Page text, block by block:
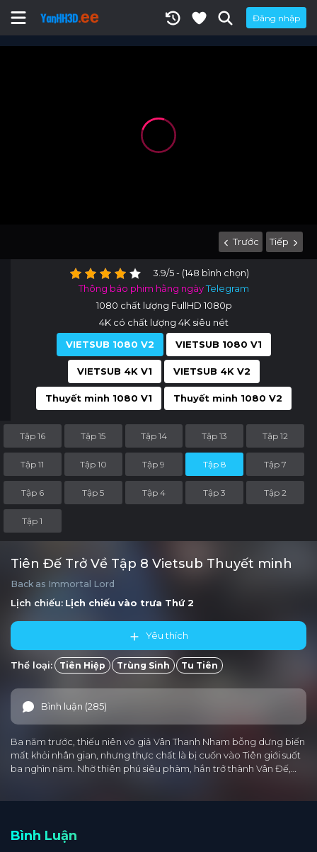
Đăng nhập
Trước Tiếp
3.9/5 - (148 bình chọn)
Thông báo phim hằng ngàyTelegram
1080 chất lượng FullHD 1080p
4K có chất lượng 4K siêu nét
VIETSUB 1080 V2
VIETSUB 1080 V1
VIETSUB 4K V1 VIETSUB 4K V2
Thuyết minh 1080 V1 Thuyết minh 1080 V2
Tập 16 Tập 15 Tập 14 Tập 13 Tập 12
Tập 11 Tập 10 Tập 9 Tập 8 Tập 7
Tập 6 Tập 5 Tập 4 Tập 3 Tập 2
Tập 1
Tiên Đế Trở Về Tập 8 Vietsub Thuyết minh
Back as Immortal Lord
Lịch chiếu: Lịch chiếu vào trưa Thứ 2
Yêu thích
Thể loại: Tiên Hiệp Trùng Sinh Tu Tiên
Bình luận (285)
Ba năm trước, thiếu niên võ giả Vân Thanh Nham bỗng dưng biến
mất khỏi nhân gian, nhưng thực chất là bị cuốn vào Tiên giới suốt
ba nghìn năm. Nhờ thiên phú siêu phàm, hắn trở thành Vân Đế,…
Bình Luận